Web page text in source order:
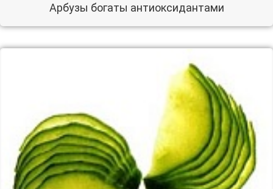
Арбузы богаты антиоксидантами